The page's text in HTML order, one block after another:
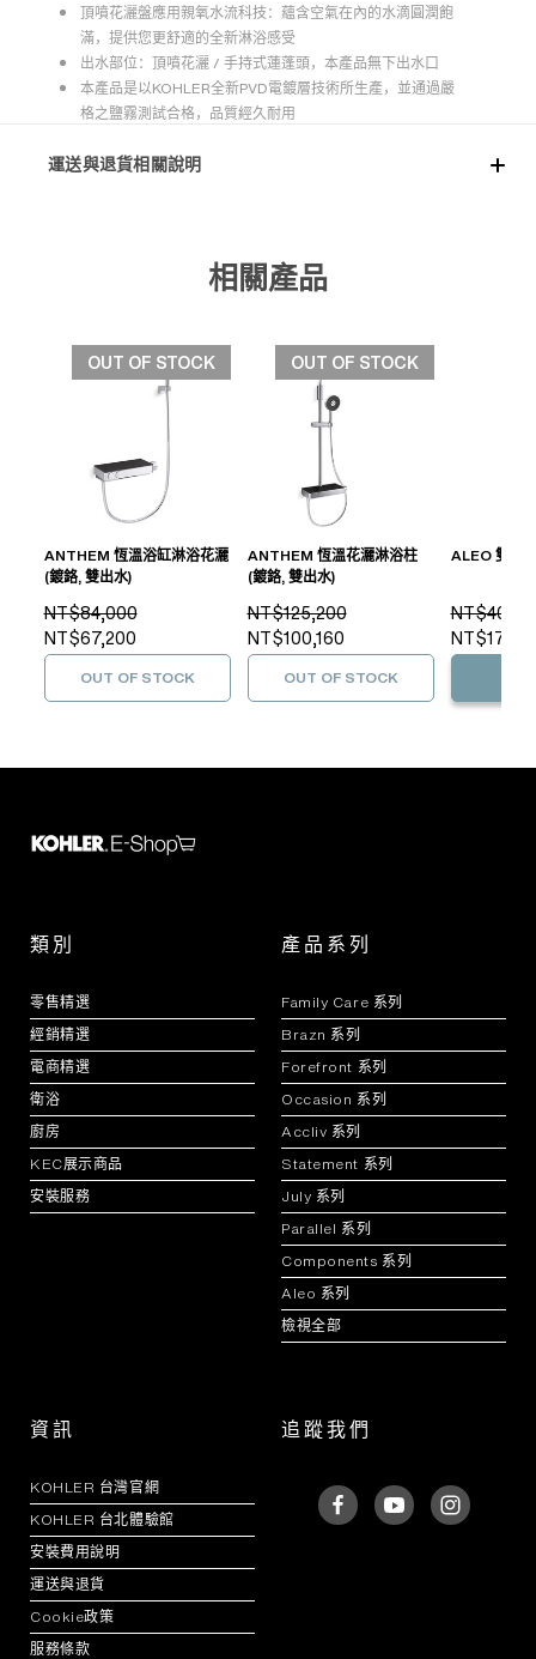
頂噴花灑盤應用親氧水流科技：蘊含空氣在內的水滴圓潤飽
滿，提供您更舒適的全新淋浴感受
出水部位：頂噴花灑 / 手持式蓮蓬頭，本產品無下出水口
本產品是以KOHLER全新PVD電鍍層技術所生產，並通過嚴
格之鹽霧測試合格，品質經久耐用
運送與退貨相關說明
相關產品
OUT OF STOCK
ANTHEM 恆溫浴缸淋浴花灑
(鍍鉻, 雙出水)
NT$84,000
NT$67,200
OUT OF STOCK
OUT OF STOCK
ANTHEM 恆溫花灑淋浴柱
(鍍鉻, 雙出水)
NT$125,200
NT$100,160
OUT OF STOCK
ALEO 雙出
類別
零售精選
經銷精選
電商精選
衛浴
廚房
KEC展示商品
安裝服務
產品系列
Family Care 系列
Brazn 系列
Forefront 系列
Occasion 系列
Accliv 系列
Statement 系列
July 系列
Parallel 系列
Components 系列
Aleo 系列
檢視全部
資訊
KOHLER 台灣官網
KOHLER 台北體驗館
安裝費用說明
運送與退貨
Cookie政策
服務條款
追蹤我們